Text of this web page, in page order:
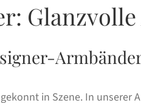
in Szene. In